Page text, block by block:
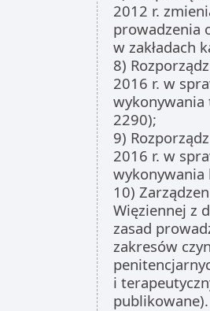
2012 r.
prowadzenia
w zakładach
8)
2016 r. w
wykonywania
2290);
9)
2016 r. w
wykonywania
10)
Więziennej z
zasad
zakresów
i
publikowane).